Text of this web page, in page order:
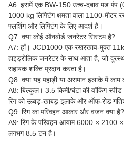
A6: इसमें एक BW-150 उच्च-दबाव मड
1000 kg लिफ्टिंग क्षमता वाला 1100-मीटर
फ्लशिंग और लिफ्टिंग के लिए आदर्श है।
Q7: क्या कोई ऑनबोर्ड जनरेटर सिस्टम है?
A7: हाँ। JCD1000 एक रखरखाव-मुक्त
हाइड्रोलिक जनरेटर के साथ आता है, जो
सहायक शक्ति प्रदान करता है।
Q8: क्या यह पहाड़ी या असमान इलाके में
A8: बिल्कुल। 3.5 किमी/घंटा की वॉकिंग
रिग को ऊबड़-खाबड़ इलाके और ऑफ-रोड
Q9: रिग का परिवहन आकार और वजन क्या है?
A9: रिग के परिवहन आयाम 6000 × 2100
लगभग 8.5 टन है।